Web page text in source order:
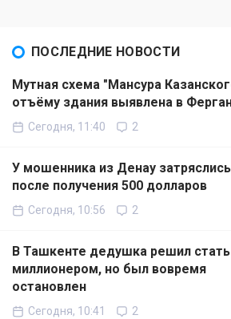
ПОСЛЕДНИЕ НОВОСТИ
Мутная схема "Мансура
отъёму здания выявлена в
Сегодня, 11:40 2
У мошенника из Денау
после получения 500 долларов
Сегодня, 10:56 2
В Ташкенте дедушка решил стать
миллионером, но был вовремя
остановлен
Сегодня, 10:41 2